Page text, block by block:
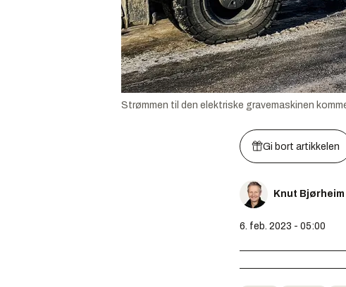
Strømmen til den elektriske gravemaskinen
Gi bort artikkelen
Knut Bjørheim
6. feb. 2023 - 05:00